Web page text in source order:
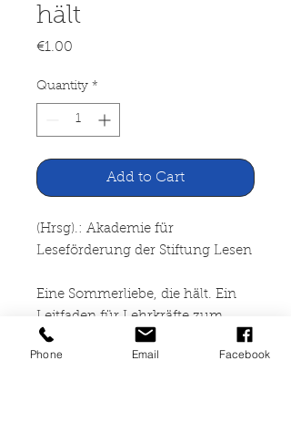
hält
€1.00
Quantity *
Add to Cart
(Hrsg).: Akademie für
Leseförderung der Stiftung Lesen
Eine Sommerliebe, die hält. Ein
Leitfaden für Lehrkräfte zum
Leseförderprojekt
Phone Email Facebook